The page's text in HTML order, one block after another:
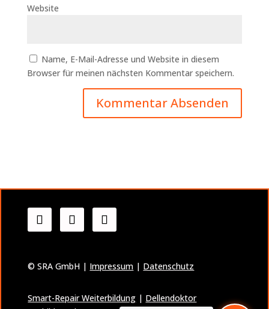
Website
Name, E-Mail-Adresse und Website in diesem
Browser für meinen nächsten Kommentar speichern.
a
i
e
© SRA GmbH | Impressum | Datenschutz
Smart-Repair Weiterbildung | Dellendoktor